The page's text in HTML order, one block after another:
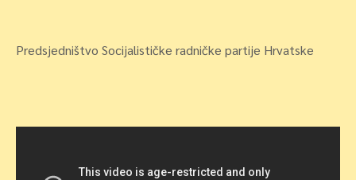
Predsjedništvo Socijalističke radničke partije Hrvatske